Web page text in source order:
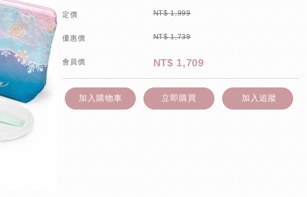
定價 NT$ 1,999
優惠價 NT$ 1,739
會員價 NT$ 1,709
加入購物車 立即購買 加入追蹤